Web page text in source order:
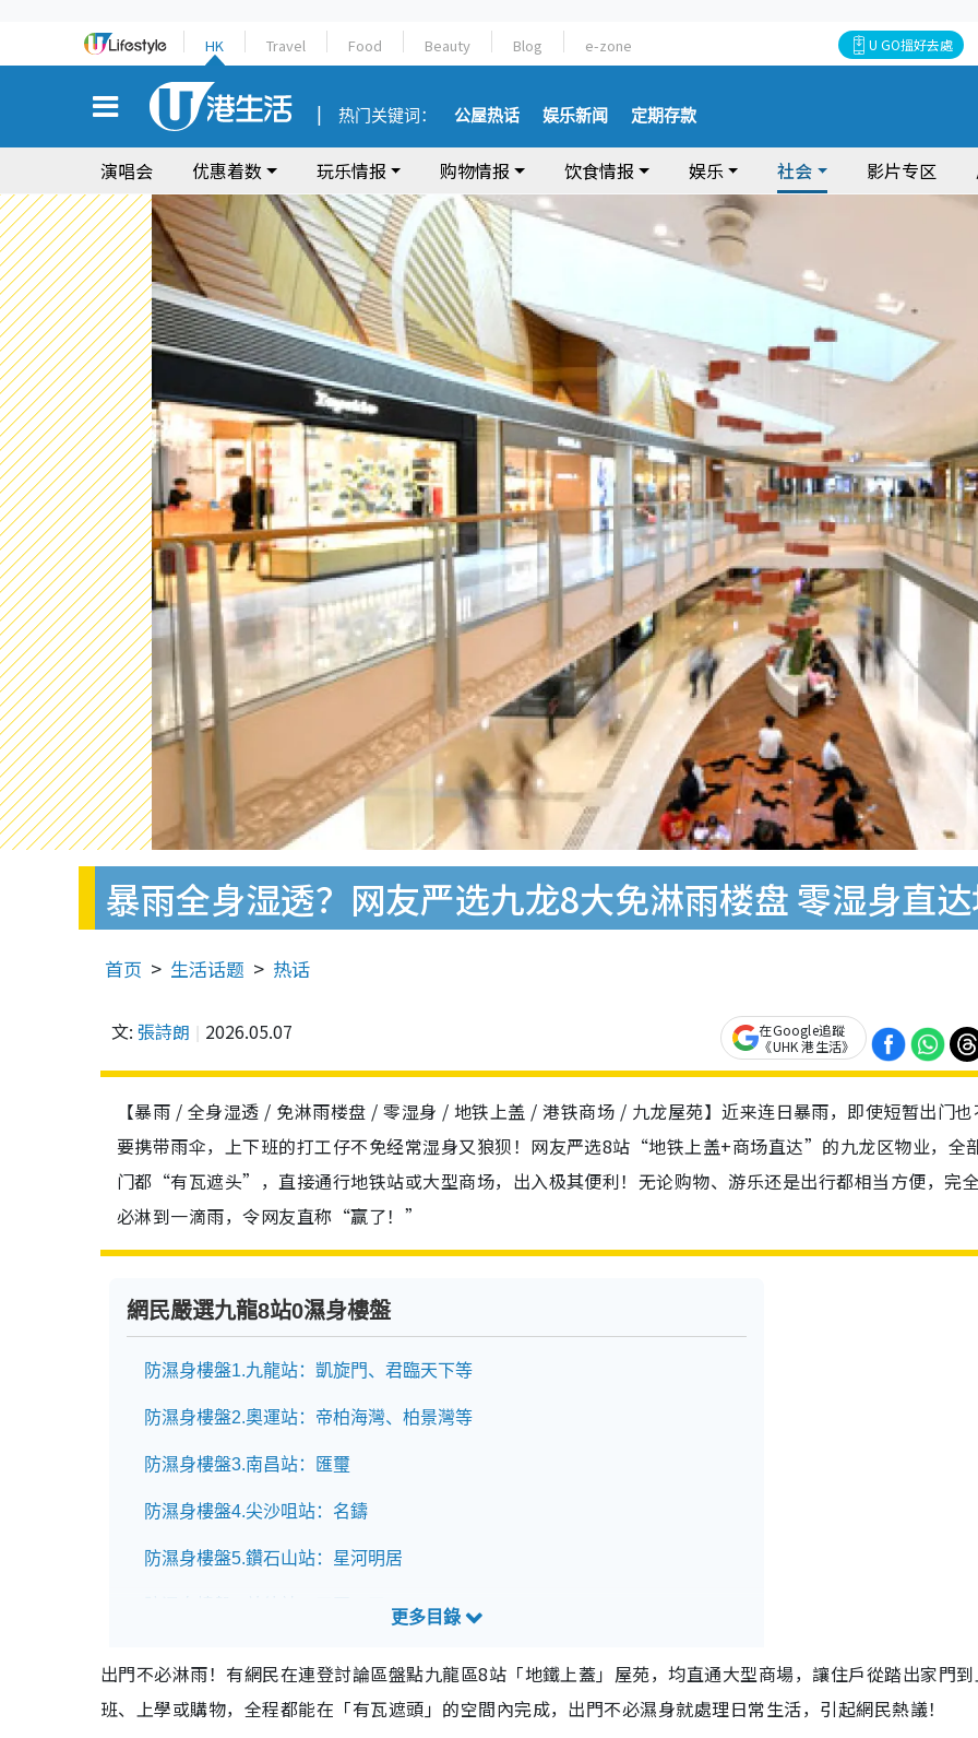
HK Travel Food Beauty Blog e-zone U GO搵好去處
热门关键词： 公屋热话 娱乐新闻 定期存款
演唱会 优惠着数 玩乐情报 购物情报 饮食情报 娱乐 社会 影片专区
暴雨全身湿透？网友严选九龙8大免淋雨楼盘 零湿身直
首页 生活话题 热话
文: 張詩朗 2026.05.07
在Google追蹤
《UHK 港生活》
【暴雨 / 全身湿透 / 免淋雨楼盘 / 零湿身 / 地铁上盖 / 港铁商场 / 九龙屋苑】近来连日暴雨，即使短暂出门
要携带雨伞，上下班的打工仔不免经常湿身又狼狈！网友严选8站“地铁上盖+商场直达”的九龙区物业，全
门都“有瓦遮头”，直接通行地铁站或大型商场，出入极其便利！无论购物、游乐还是出行都相当方便，完
必淋到一滴雨，令网友直称“赢了！”
網民嚴選九龍8站0濕身樓盤
防濕身樓盤1.九龍站：凱旋門、君臨天下等
防濕身樓盤2.奧運站：帝柏海灣、柏景灣等
防濕身樓盤3.南昌站：匯璽
防濕身樓盤4.尖沙咀站：名鑄
防濕身樓盤5.鑽石山站：星河明居
防濕身樓盤8.藍田站：匯景花園
出門不必淋雨！有網民在連登討論區盤點九龍區8站「地鐵上蓋」屋苑，均直通大型商場，讓住戶從踏出家門
班、上學或購物，全程都能在「有瓦遮頭」的空間內完成，出門不必濕身就處理日常生活，引起網民熱議！